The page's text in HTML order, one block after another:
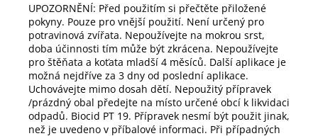
UPOZORNĚNÍ: Před použitím si přečtěte přiložené
pokyny. Pouze pro vnější použití. Není určený pro
potravinová zvířata. Nepoužívejte na mokrou srst,
doba účinnosti tím může být zkrácena. Nepoužívejte
pro štěňata a koťata mladší 4 měsíců. Další aplikace je
možná nejdříve za 3 dny od poslední aplikace.
Uchovávejte mimo dosah dětí. Nepoužitý přípravek
/prázdný obal předejte na místo určené obcí k likvidaci
odpadů. Biocid PT 19. Přípravek nesmí být použit jinak,
než je uvedeno v příbalové informaci. Při případných